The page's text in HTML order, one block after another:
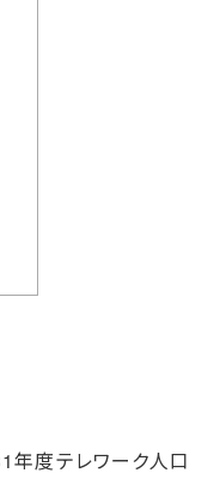
年度テレワーク人口